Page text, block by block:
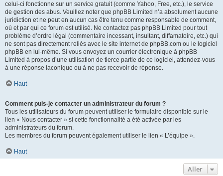
celui-ci fonctionne sur un service gratuit (comme Yahoo, Free, etc.), le service
de gestion des abus. Veuillez noter que phpBB Limited n’a absolument aucune
juridiction et ne peut en aucun cas être tenu comme responsable de comment,
où et par qui ce forum est utilisé. Ne contactez pas phpBB Limited pour tout
problème d’ordre légal (commentaire incessant, insultant, diffamatoire, etc.) qui
ne sont pas directement reliés avec le site internet de phpBB.com ou le logiciel
phpBB en lui-même. Si vous envoyez un courrier électronique à phpBB
Limited à propos d’une utilisation de tierce partie de ce logiciel, attendez-vous
à une réponse laconique ou à ne pas recevoir de réponse.
Haut
Comment puis-je contacter un administrateur du forum ?
Tous les utilisateurs du forum peuvent utiliser le formulaire disponible sur le
lien « Nous contacter » si cette fonctionnalité a été activée par les
administrateurs du forum.
Les membres du forum peuvent également utiliser le lien « L’équipe ».
Haut
Aller